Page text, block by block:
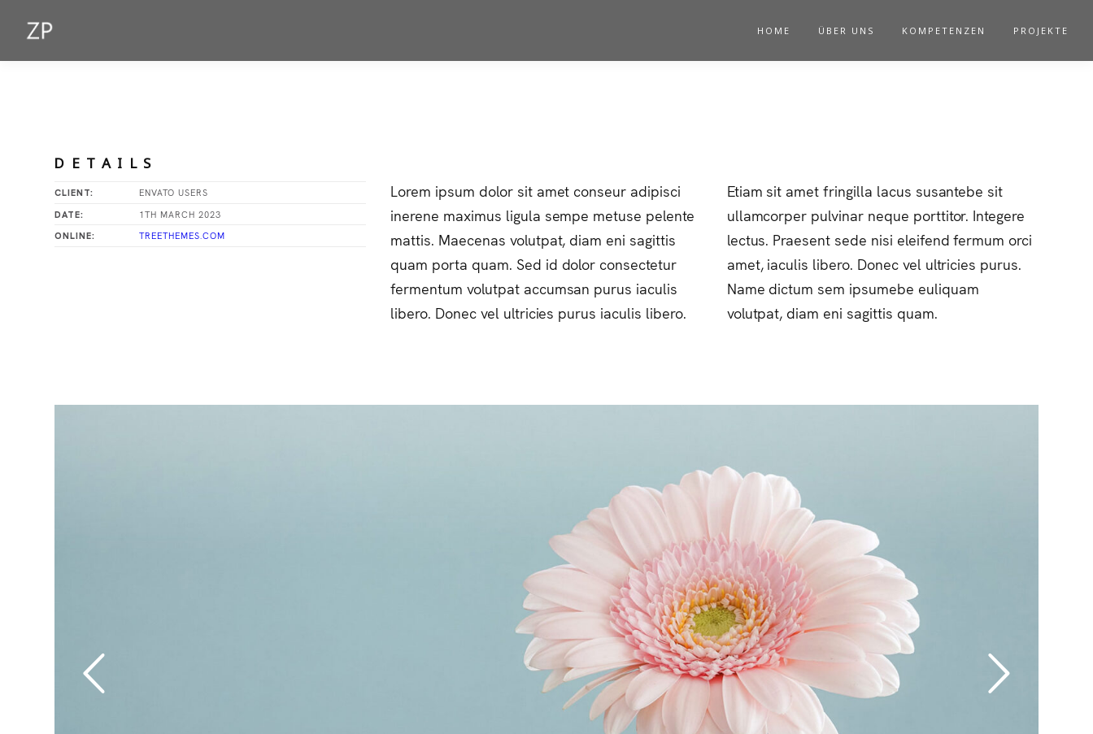
HOME ÜBER UNS KOMPETENZEN PROJEKTE
DETAILS
CLIENT: ENVATO USERS
DATE: 1TH MARCH 2023
ONLINE: TREETHEMES.COM
Lorem ipsum dolor sit amet conseur adipisci
inerene maximus ligula sempe metuse pelente
mattis. Maecenas volutpat, diam eni sagittis
quam porta quam. Sed id dolor consectetur
fermentum volutpat accumsan purus iaculis
libero. Donec vel ultricies purus iaculis libero.
Etiam sit amet fringilla lacus susantebe sit
ullamcorper pulvinar neque porttitor. Integere
lectus. Praesent sede nisi eleifend fermum orci
amet, iaculis libero. Donec vel ultricies purus.
Name dictum sem ipsumebe euliquam
volutpat, diam eni sagittis quam.